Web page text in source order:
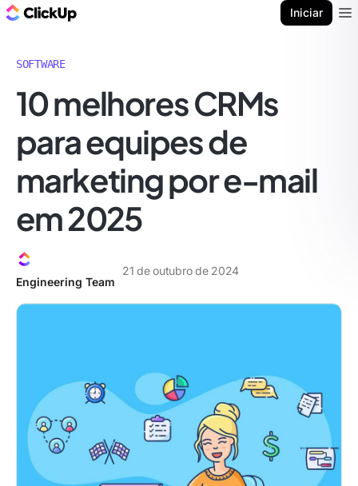
Iniciar
SOFTWARE
10 melhores CRMs
para equipes de
marketing por e-mail
em 2025
Engineering Team
21 de outubro de 2024